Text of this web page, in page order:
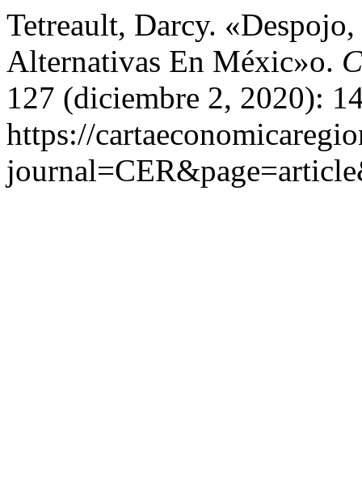
Tetreault, Darcy.
Alternativas En Méxic»o.
127 (diciembre 2, 2020):
https://